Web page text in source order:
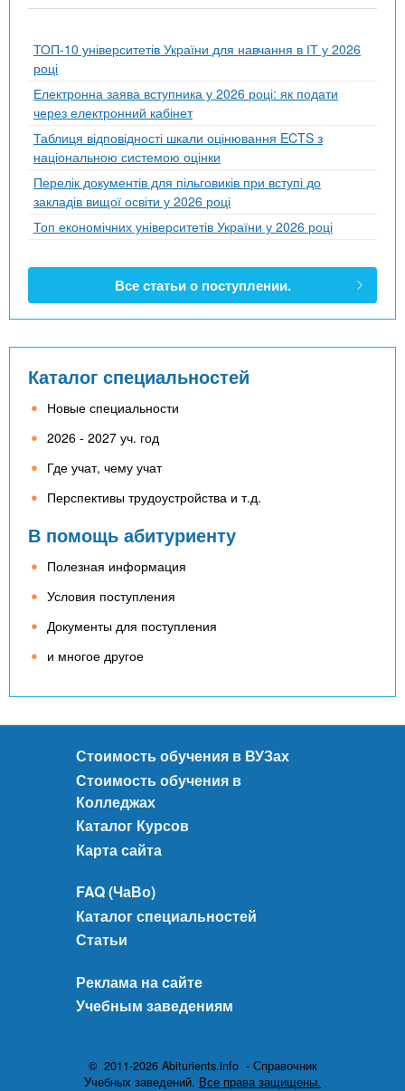
ТОП-10 університетів України для навчання в ІТ у 2026
році
Електронна заява вступника у 2026 році: як подати
через електронний кабінет
Таблиця відповідності шкали оцінювання ECTS з
національною системою оцінки
Перелік документів для пільговиків при вступі до
закладів вищої освіти у 2026 році
Топ економічних університетів України у 2026 році
Все статьи о поступлении.
Каталог специальностей
Новые специальности
2026 - 2027 уч. год
Где учат, чему учат
Перспективы трудоустройства и т.д.
В помощь абитуриенту
Полезная информация
Условия поступления
Документы для поступления
и многое другое
Стоимость обучения в ВУЗах
Стоимость обучения в
Колледжах
Каталог Курсов
Карта сайта
FAQ (ЧаВо)
Каталог специальностей
Статьи
Реклама на сайте
Учебным заведениям
© 2011-2026 Abiturients.info - Справочник
Учебных заведений. Все права защищены.